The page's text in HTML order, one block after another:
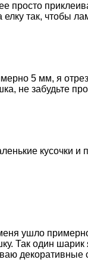
так, чтобы
5 мм, я
не забудьте
кусочки и
ушло
Так один шарик
декоративные